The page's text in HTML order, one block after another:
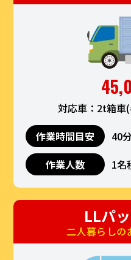
対応車：2t箱車
作業時間目安
40
作業人数
1名
LLパ
二人暮らしの